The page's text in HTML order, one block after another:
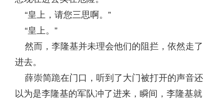
“皇上，请您三思啊。”
“皇上。”
然而，李隆基并未理会他们的阻拦，依然走了
进去。
薛崇简跪在门口，听到了大门被打开的声音还
以为是李隆基的军队冲了进来，瞬间，李隆基就